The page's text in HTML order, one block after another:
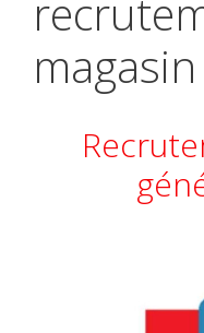
magasin